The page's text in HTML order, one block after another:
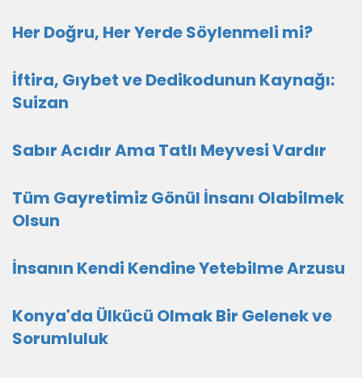
Her Doğru, Her Yerde Söylenmeli mi?
İftira, Gıybet ve Dedikodunun Kaynağı:
Suizan
Sabır Acıdır Ama Tatlı Meyvesi Vardır
Tüm Gayretimiz Gönül İnsanı Olabilmek
Olsun
İnsanın Kendi Kendine Yetebilme Arzusu
Konya'da Ülkücü Olmak Bir Gelenek ve
Sorumluluk